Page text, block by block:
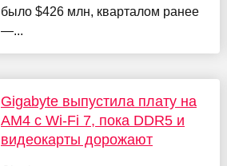
было $426 млн, кварталом ранее
—...
Gigabyte выпустила плату на
AM4 с Wi‑Fi 7, пока DDR5 и
видеокарты дорожают